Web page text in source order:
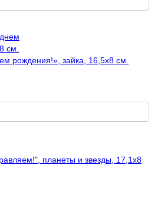
рождения!», зайка, 16,5х8 см.
планеты и звезды, 17,1х8